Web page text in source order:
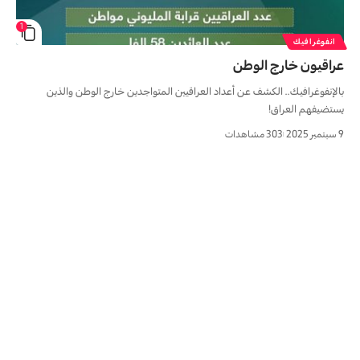
1
انفوغرافيك
عراقیون خارج الوطن
بالإنفوغرافيك.. الكشف عن أعداد العراقيين المتواجدين خارج الوطن والذين
يستضيفهم العراق!
9 سبتمبر 2025 303 مشاهدات